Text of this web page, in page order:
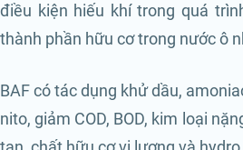
điều kiện hiếu khí trong quá
thành phần hữu cơ trong nước ô
BAF có tác dụng khử dầu,
nito, giảm COD, BOD, kim loại